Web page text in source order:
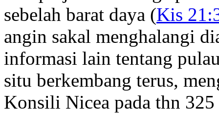
sebelah barat daya (Kis
angin sakal menghalangi
informasi lain tentang
situ berkembang terus,
Konsili Nicea pada thn